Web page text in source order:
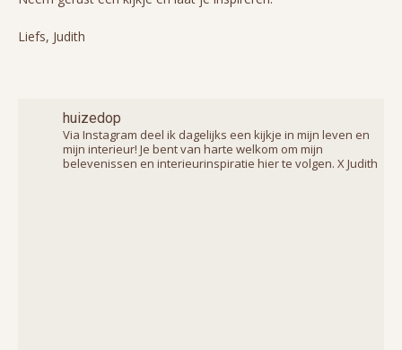
Liefs, Judith
huizedop
Via Instagram deel ik dagelijks een kijkje in mijn leven en
mijn interieur! Je bent van harte welkom om mijn
belevenissen en interieurinspiratie hier te volgen. X Judith